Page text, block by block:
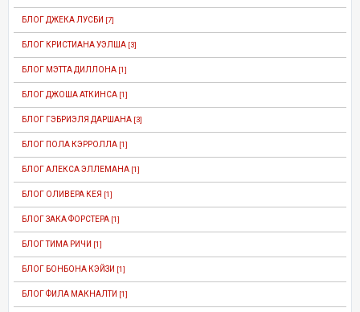
БЛОГ ДЖЕКА ЛУСБИ [7]
БЛОГ КРИСТИАНА УЭЛША [3]
БЛОГ МЭТТА ДИЛЛОНА [1]
БЛОГ ДЖОША АТКИНСА [1]
БЛОГ ГЭБРИЭЛЯ ДАРШАНА [3]
БЛОГ ПОЛА КЭРРОЛЛА [1]
БЛОГ АЛЕКСА ЭЛЛЕМАНА [1]
БЛОГ ОЛИВЕРА КЕЯ [1]
БЛОГ ЗАКА ФОРСТЕРА [1]
БЛОГ ТИМА РИЧИ [1]
БЛОГ БОНБОНА КЭЙЗИ [1]
БЛОГ ФИЛА МАКНАЛТИ [1]